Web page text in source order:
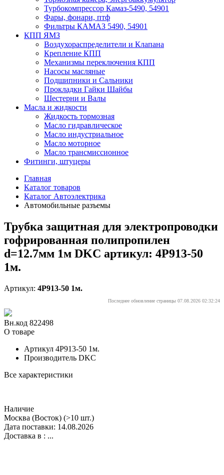
Турбокомпрессор Камаз-5490, 54901
Фары, фонари, птф
Фильтры КАМАЗ 5490, 54901
КПП ЯМЗ
Воздухораспределители и Клапана
Крепление КПП
Механизмы переключения КПП
Насосы масляные
Подшипники и Сальники
Прокладки Гайки Шайбы
Шестерни и Валы
Масла и жидкости
Жидкость тормозная
Масло гидравлическое
Масло индустриальное
Масло моторное
Масло трансмиссионное
Фитинги, штуцеры
Главная
Каталог товаров
Каталог Автоэлектрика
Автомобильные разъемы
Трубка защитная для электропроводки
гофрированная полипропилен
d=12.7мм 1м DKC артикул: 4P913-50
1м.
Артикул: 4P913-50 1м.
Последнее обновление страницы 07.08.2026 02:32:24
Вн.код 822498
О товаре
Артикул 4P913-50 1м.
Производитель DKC
Все характеристики
Наличие
Москва (Восток) (>10 шт.)
Дата поставки: 14.08.2026
Доставка в : ...